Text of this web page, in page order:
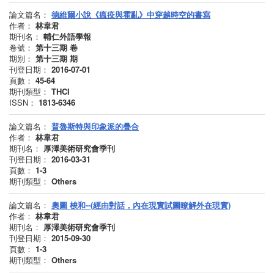
論文篇名： 德維爾小說《瘟疫與霍亂》中穿越時空的書寫
作者： 林韋君
期刊名： 輔仁外語學報
卷號： 第十三期 卷
期別： 第十三期 期
刊登日期： 2016-07-01
頁數： 45-64
期刊類型： THCI
ISSN： 1813-6346
論文篇名： 普魯斯特與印象派的疊合
作者： 林韋君
期刊名： 厚澤美術研究會季刊
刊登日期： 2016-03-31
頁數： 1-3
期刊類型： Others
論文篇名： 奧圖 梭和--(經由對話，內在現實試圖瞭解外在現實)
作者： 林韋君
期刊名： 厚澤美術研究會季刊
刊登日期： 2015-09-30
頁數： 1-3
期刊類型： Others